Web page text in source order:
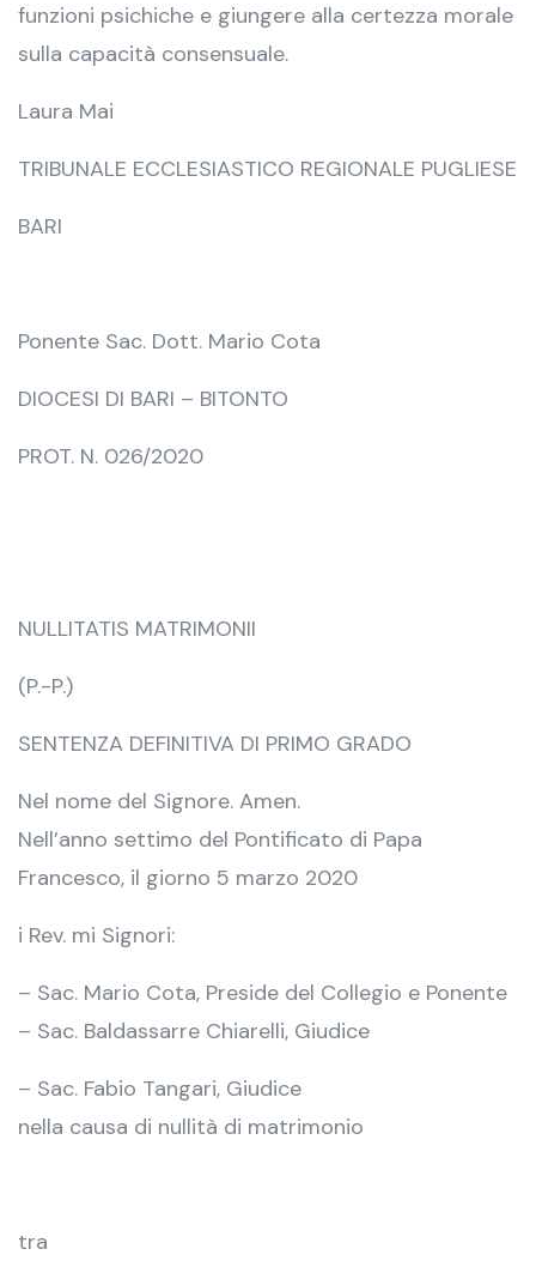
funzioni psichiche e giungere alla certezza morale
sulla capacità consensuale.
Laura Mai
TRIBUNALE ECCLESIASTICO REGIONALE PUGLIESE
BARI
Ponente Sac. Dott. Mario Cota
DIOCESI DI BARI – BITONTO
PROT. N. 026/2020
NULLITATIS MATRIMONII
(P.-P.)
SENTENZA DEFINITIVA DI PRIMO GRADO
Nel nome del Signore. Amen.
Nell’anno settimo del Pontificato di Papa
Francesco, il giorno 5 marzo 2020
i Rev. mi Signori:
– Sac. Mario Cota, Preside del Collegio e Ponente
– Sac. Baldassarre Chiarelli, Giudice
– Sac. Fabio Tangari, Giudice
nella causa di nullità di matrimonio
tra